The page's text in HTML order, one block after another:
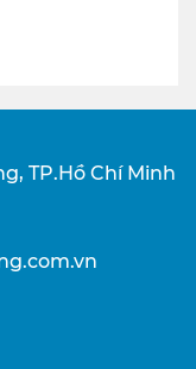
TP.Hồ Chí Minh